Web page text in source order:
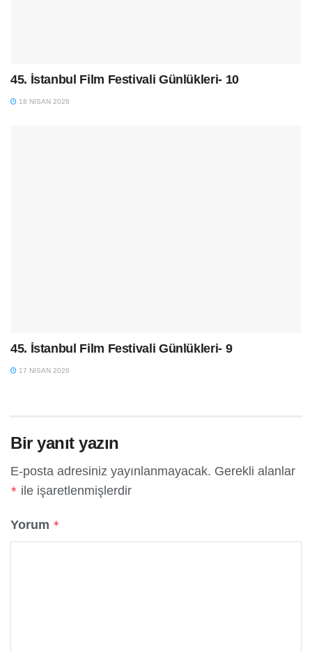
45. İstanbul Film Festivali Günlükleri- 10
18 NISAN 2026
45. İstanbul Film Festivali Günlükleri- 9
17 NISAN 2026
Bir yanıt yazın
E-posta adresiniz yayınlanmayacak. Gerekli alanlar
* ile işaretlenmişlerdir
Yorum *